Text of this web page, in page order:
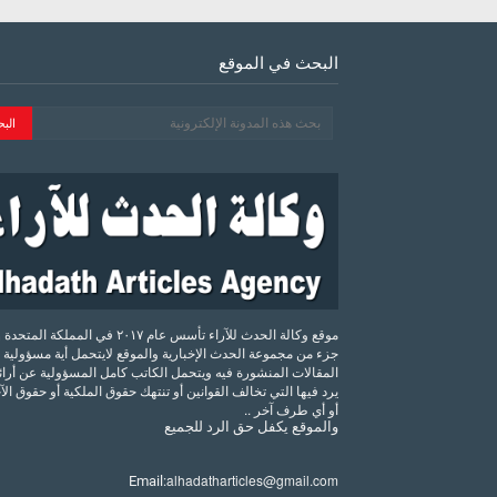
البحث في الموقع
موقع وكالة الحدث للآراء تأسس عام ٢٠١٧ في المملكة
جزء من مجموعة الحدث الإخبارية والموقع لايتحمل أية
المقالات المنشورة فيه ويتحمل الكاتب كامل المسؤولية عن
يرد فيها التي تخالف القوانين أو تنتهك حقوق الملكية أو حقوق
أو أي طرف آخر ..
والموقع يكفل حق الرد للجميع
Email:alhadatharticles@gmail.com